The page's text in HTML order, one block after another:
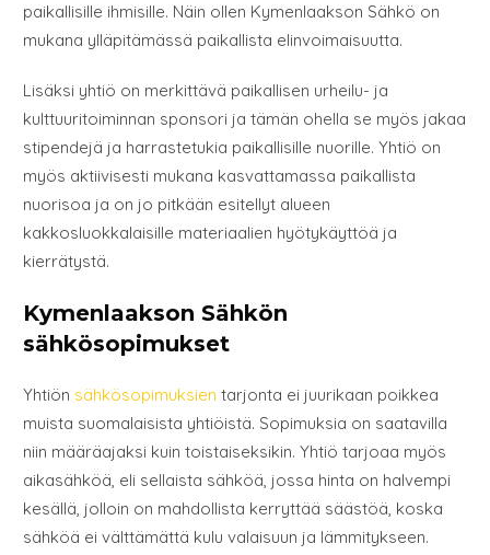
paikallisille ihmisille. Näin ollen Kymenlaakson Sähkö on
mukana ylläpitämässä paikallista elinvoimaisuutta.
Lisäksi yhtiö on merkittävä paikallisen urheilu- ja
kulttuuritoiminnan sponsori ja tämän ohella se myös jakaa
stipendejä ja harrastetukia paikallisille nuorille. Yhtiö on
myös aktiivisesti mukana kasvattamassa paikallista
nuorisoa ja on jo pitkään esitellyt alueen
kakkosluokkalaisille materiaalien hyötykäyttöä ja
kierrätystä.
Kymenlaakson Sähkön
sähkösopimukset
Yhtiön sähkösopimuksien tarjonta ei juurikaan poikkea
muista suomalaisista yhtiöistä. Sopimuksia on saatavilla
niin määräajaksi kuin toistaiseksikin. Yhtiö tarjoaa myös
aikasähköä, eli sellaista sähköä, jossa hinta on halvempi
kesällä, jolloin on mahdollista kerryttää säästöä, koska
sähköä ei välttämättä kulu valaisuun ja lämmitykseen.